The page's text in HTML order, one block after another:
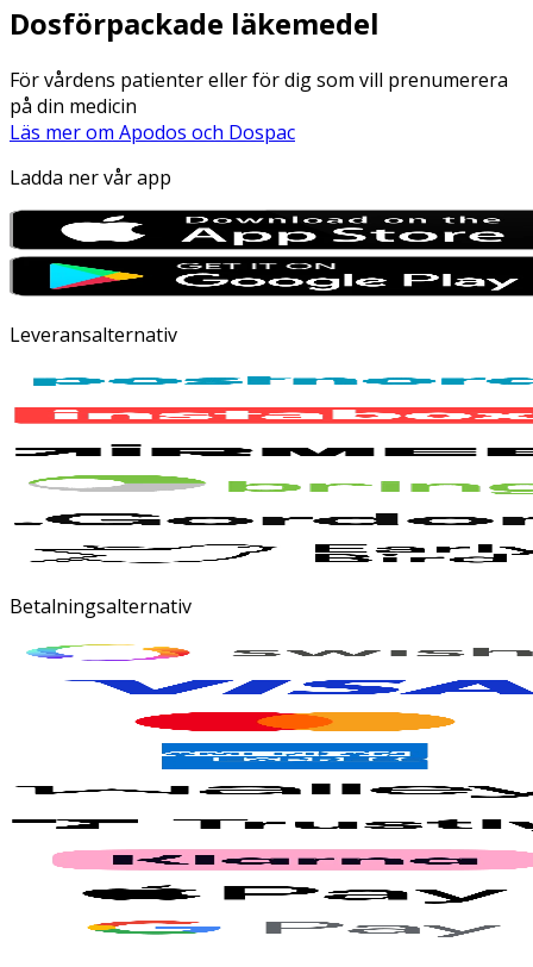
Dosförpackade läkemedel
För vårdens patienter eller för dig som vill prenumerera
på din medicin
Läs mer om Apodos och Dospac
Ladda ner vår app
Leveransalternativ
Betalningsalternativ